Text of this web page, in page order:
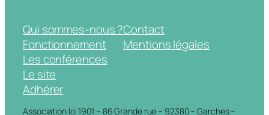
Qui sommes-nous ?
Fonctionnement
Les conférences
Le site
Adhérer
Contact
Mentions légales
Association loi 1901 – 86 Grande rue – 92380 – Garches –